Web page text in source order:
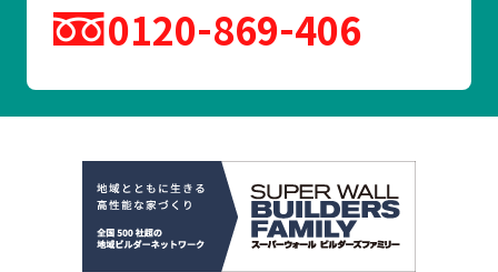
0120 869 406